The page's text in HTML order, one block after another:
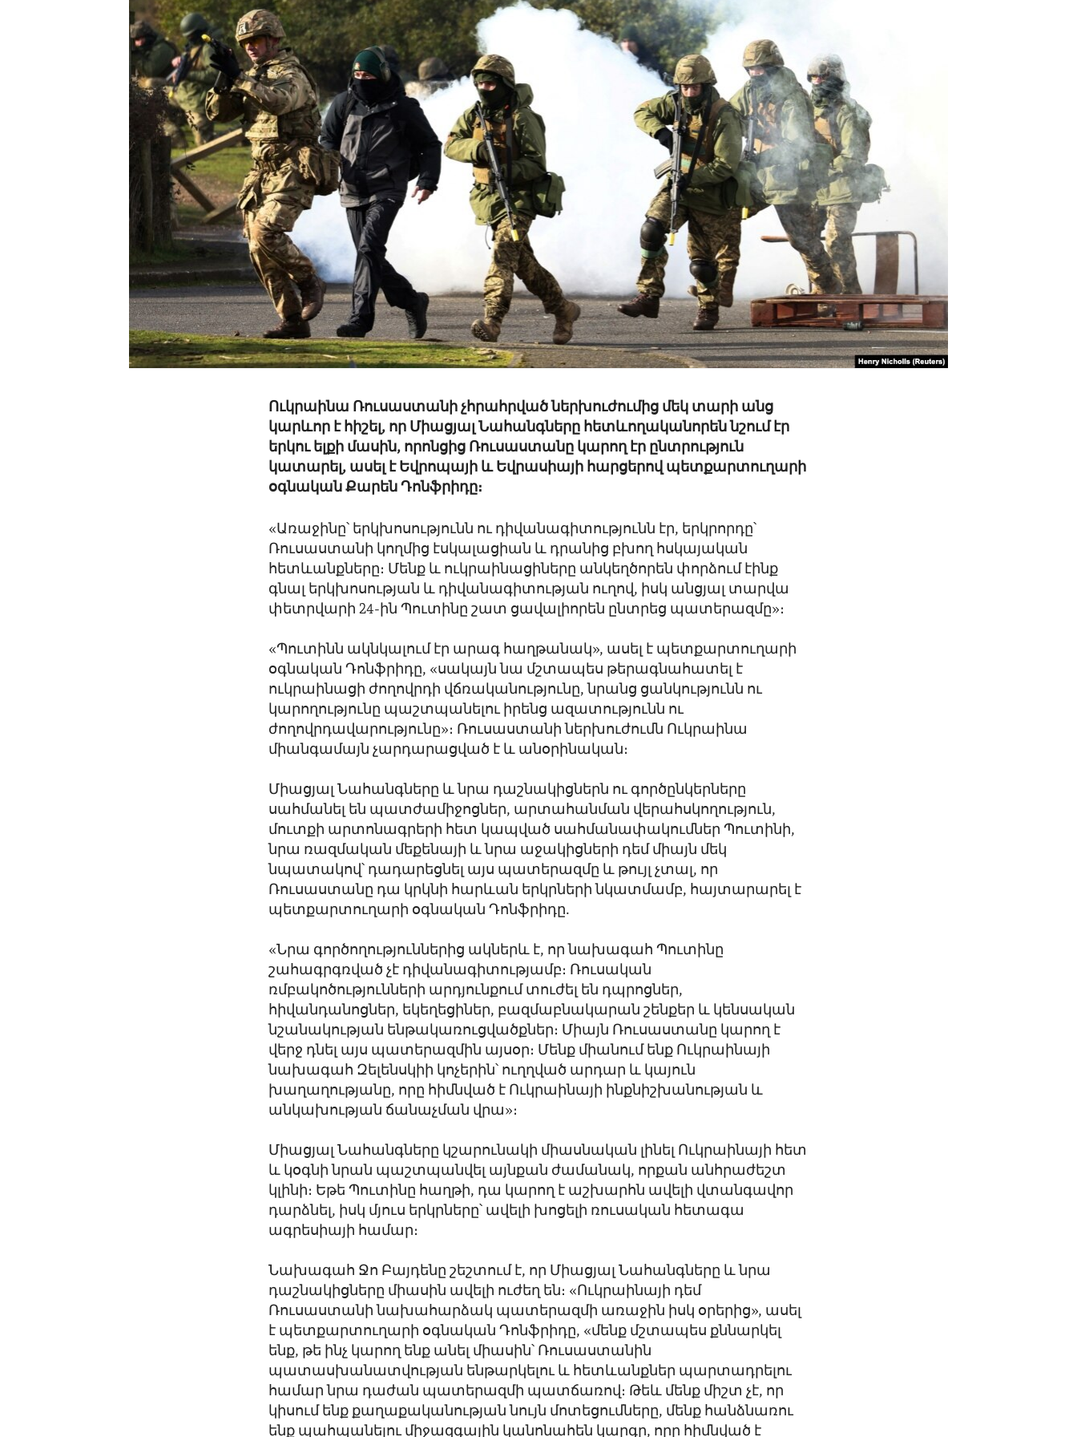
IDEALS AND INSTITUTIONS
Ուկրաինա Ռուսաստանի չհրահրված ներխուժումից մեկ տարի անց
կարևոր է հիշել, որ Միացյալ Նահանգները հետևողականորեն նշում էր
երկու ելքի մասին, որոնցից Ռուսաստանը կարող էր ընտրություն
կատարել, ասել է Եվրոպայի և Եվրասիայի հարցերով պետքարտուղարի
օգնական Քարեն Դոնֆրիդը։
«Առաջինը՝ երկխոսությունն ու դիվանագիտությունն էր, երկրորդը՝
Ռուսաստանի կողմից էսկալացիան և դրանից բխող հսկայական
հետևանքները։ Մենք և ուկրաինացիները անկեղծորեն փորձում էինք
գնալ երկխոսության և դիվանագիտության ուղով, իսկ անցյալ տարվա
փետրվարի 24-ին Պուտինը շատ ցավալիորեն ընտրեց պատերազմը»։
«Պուտինն ակնկալում էր արագ հաղթանակ», ասել է պետքարտուղարի
օգնական Դոնֆրիդը, «սակայն նա մշտապես թերագնահատել է
ուկրաինացի ժողովրդի վճռականությունը, նրանց ցանկությունն ու
կարողությունը պաշտպանելու իրենց ազատությունն ու
ժողովրդավարությունը»։ Ռուսաստանի ներխուժումն Ուկրաինա
միանգամայն չարդարացված է և անօրինական։
Միացյալ Նահանգները և նրա դաշնակիցներն ու գործընկերները
սահմանել են պատժամիջոցներ, արտահանման վերահսկողություն,
մուտքի արտոնագրերի հետ կապված սահմանափակումներ Պուտինի,
նրա ռազմական մեքենայի և նրա աջակիցների դեմ միայն մեկ
նպատակով՝ դադարեցնել այս պատերազմը և թույլ չտալ, որ
Ռուսաստանը դա կրկնի հարևան երկրների նկատմամբ, հայտարարել է
պետքարտուղարի օգնական Դոնֆրիդը.
«Նրա գործողություններից ակներև է, որ նախագահ Պուտինը
շահագրգռված չէ դիվանագիտությամբ։ Ռուսական
ռմբակոծությունների արդյունքում տուժել են դպրոցներ,
հիվանդանոցներ, եկեղեցիներ, բազմաբնակարան շենքեր և կենսական
նշանակության ենթակառուցվածքներ։ Միայն Ռուսաստանը կարող է
վերջ դնել այս պատերազմին այսօր։ Մենք միանում ենք Ուկրաինայի
նախագահ Զելենսկիի կոչերին՝ ուղղված արդար և կայուն
խաղաղությանը, որը հիմնված է Ուկրաինայի ինքնիշխանության և
անկախության ճանաչման վրա»։
Միացյալ Նահանգները կշարունակի միասնական լինել Ուկրաինայի հետ
և կօգնի նրան պաշտպանվել այնքան ժամանակ, որքան անհրաժեշտ
կլինի։ Եթե Պուտինը հաղթի, դա կարող է աշխարհն ավելի վտանգավոր
դարձնել, իսկ մյուս երկրները՝ ավելի խոցելի ռուսական հետագա
ագրեսիայի համար։
Նախագահ Ջո Բայդենը շեշտում է, որ Միացյալ Նահանգները և նրա
դաշնակիցները միասին ավելի ուժեղ են։ «Ուկրաինայի դեմ
Ռուսաստանի նախահարձակ պատերազմի առաջին իսկ օրերից», ասել
է պետքարտուղարի օգնական Դոնֆրիդը, «մենք մշտապես քննարկել
ենք, թե ինչ կարող ենք անել միասին՝ Ռուսաստանին
պատասխանատվության ենթարկելու և հետևանքներ պարտադրելու
համար նրա դաժան պատերազմի պատճառով։ Թեև մենք միշտ չէ, որ
կիսում ենք քաղաքականության նույն մոտեցումները, մենք հանձնառու
ենք պահպանելու միջազգային կանոնահեն կարգը, որը հիմնված է